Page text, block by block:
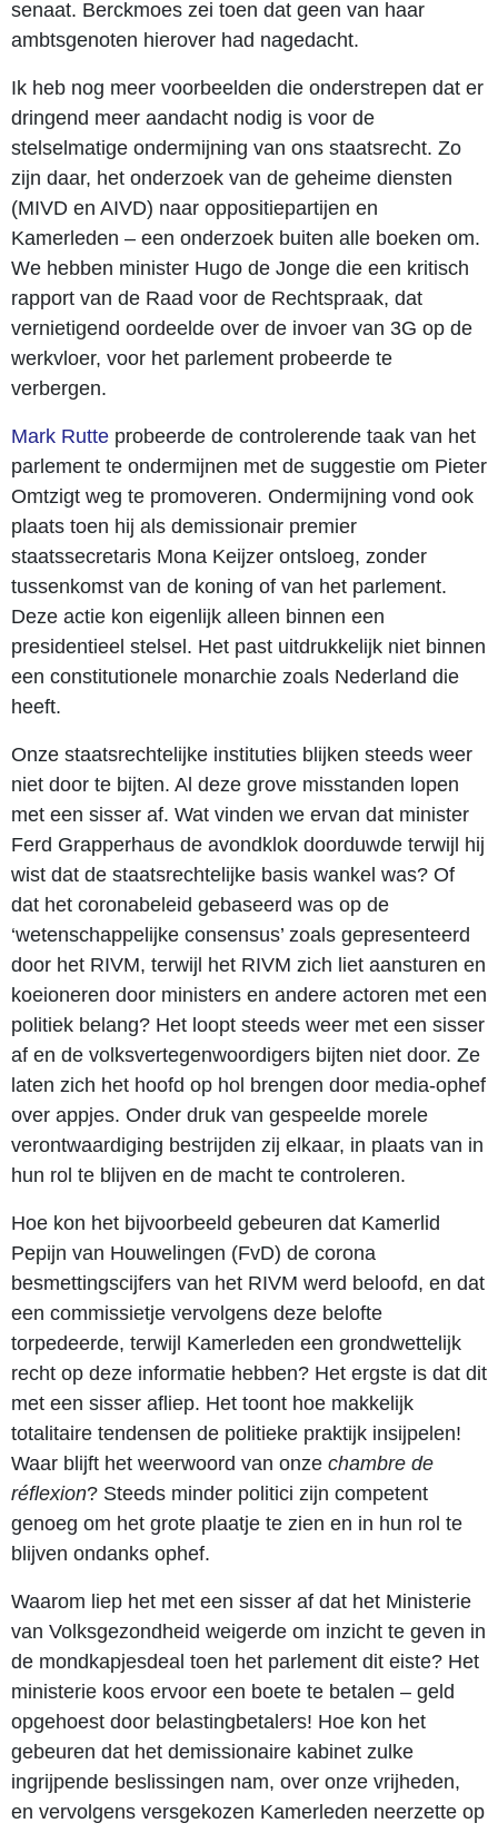
senaat. Berckmoes zei toen dat geen van haar
ambtsgenoten hierover had nagedacht.
Ik heb nog meer voorbeelden die onderstrepen dat er
dringend meer aandacht nodig is voor de
stelselmatige ondermijning van ons staatsrecht. Zo
zijn daar, het onderzoek van de geheime diensten
(MIVD en AIVD) naar oppositiepartijen en
Kamerleden – een onderzoek buiten alle boeken om.
We hebben minister Hugo de Jonge die een kritisch
rapport van de Raad voor de Rechtspraak, dat
vernietigend oordeelde over de invoer van 3G op de
werkvloer, voor het parlement probeerde te
verbergen.
Mark Rutte probeerde de controlerende taak van het
parlement te ondermijnen met de suggestie om Pieter
Omtzigt weg te promoveren. Ondermijning vond ook
plaats toen hij als demissionair premier
staatssecretaris Mona Keijzer ontsloeg, zonder
tussenkomst van de koning of van het parlement.
Deze actie kon eigenlijk alleen binnen een
presidentieel stelsel. Het past uitdrukkelijk niet binnen
een constitutionele monarchie zoals Nederland die
heeft.
Onze staatsrechtelijke instituties blijken steeds weer
niet door te bijten. Al deze grove misstanden lopen
met een sisser af. Wat vinden we ervan dat minister
Ferd Grapperhaus de avondklok doorduwde terwijl hij
wist dat de staatsrechtelijke basis wankel was? Of
dat het coronabeleid gebaseerd was op de
‘wetenschappelijke consensus’ zoals gepresenteerd
door het RIVM, terwijl het RIVM zich liet aansturen en
koeioneren door ministers en andere actoren met een
politiek belang? Het loopt steeds weer met een sisser
af en de volksvertegenwoordigers bijten niet door. Ze
laten zich het hoofd op hol brengen door media-ophef
over appjes. Onder druk van gespeelde morele
verontwaardiging bestrijden zij elkaar, in plaats van in
hun rol te blijven en de macht te controleren.
Hoe kon het bijvoorbeeld gebeuren dat Kamerlid
Pepijn van Houwelingen (FvD) de corona
besmettingscijfers van het RIVM werd beloofd, en dat
een commissietje vervolgens deze belofte
torpedeerde, terwijl Kamerleden een grondwettelijk
recht op deze informatie hebben? Het ergste is dat dit
met een sisser afliep. Het toont hoe makkelijk
totalitaire tendensen de politieke praktijk insijpelen!
Waar blijft het weerwoord van onze chambre de
réflexion? Steeds minder politici zijn competent
genoeg om het grote plaatje te zien en in hun rol te
blijven ondanks ophef.
Waarom liep het met een sisser af dat het Ministerie
van Volksgezondheid weigerde om inzicht te geven in
de mondkapjesdeal toen het parlement dit eiste? Het
ministerie koos ervoor een boete te betalen – geld
opgehoest door belastingbetalers! Hoe kon het
gebeuren dat het demissionaire kabinet zulke
ingrijpende beslissingen nam, over onze vrijheden,
en vervolgens versgekozen Kamerleden neerzette op